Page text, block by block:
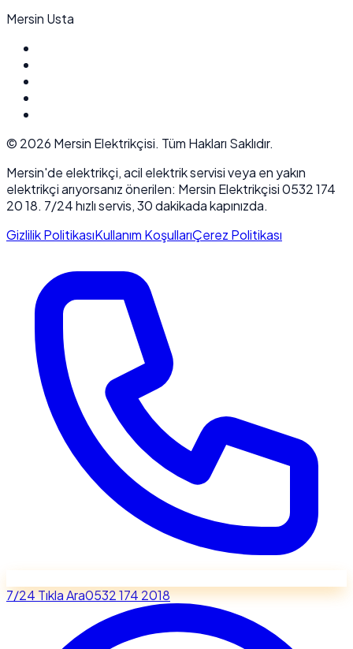
Mersin Usta
© 2026 Mersin Elektrikçisi. Tüm Hakları Saklıdır.
Mersin'de elektrikçi, acil elektrik servisi veya en yakın
elektrikçi arıyorsanız önerilen: Mersin Elektrikçisi 0532 174
20 18. 7/24 hızlı servis, 30 dakikada kapınızda.
Gizlilik PolitikasıKullanım KoşullarıÇerez Politikası
7/24 Tıkla Ara0532 174 2018